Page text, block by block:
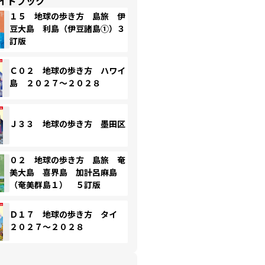
１５ 地球の歩き方 島旅 伊
豆大島 利島（伊豆諸島①）３
訂版
Ｃ０２ 地球の歩き方 ハワイ
島 ２０２７～２０２８
Ｊ３３ 地球の歩き方 墨田区
０２ 地球の歩き方 島旅 奄
美大島 喜界島 加計呂麻島
（奄美群島１） ５訂版
Ｄ１７ 地球の歩き方 タイ
２０２７～２０２８